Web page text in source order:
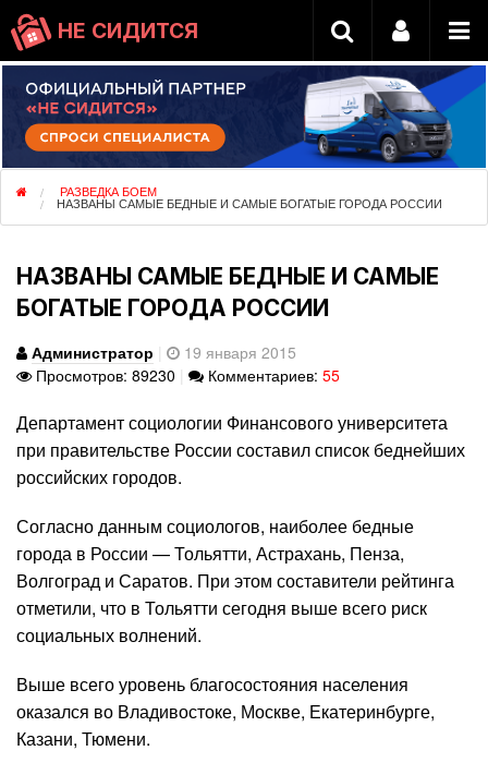
НЕ СИДИТСЯ
РАЗВЕДКА БОЕМ
НАЗВАНЫ САМЫЕ БЕДНЫЕ И САМЫЕ БОГАТЫЕ ГОРОДА РОССИИ
НАЗВАНЫ САМЫЕ БЕДНЫЕ И САМЫЕ
БОГАТЫЕ ГОРОДА РОССИИ
Администратор
19 января 2015
Просмотров: 89230
Комментариев: 55
Департамент социологии Финансового университета
при правительстве России составил список беднейших
российских городов.
Согласно данным социологов, наиболее бедные
города в России — Тольятти, Астрахань, Пенза,
Волгоград и Саратов. При этом составители рейтинга
отметили, что в Тольятти сегодня выше всего риск
социальных волнений.
Выше всего уровень благосостояния населения
оказался во Владивостоке, Москве, Екатеринбурге,
Казани, Тюмени.